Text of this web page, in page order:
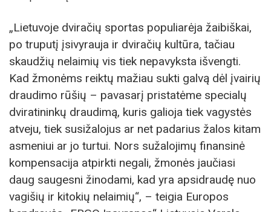
„Lietuvoje dviračių sportas populiarėja žaibiškai,
po truputį įsivyrauja ir dviračių kultūra, tačiau
skaudžių nelaimių vis tiek nepavyksta išvengti.
Kad žmonėms reiktų mažiau sukti galvą dėl įvairių
draudimo rūšių – pavasarį pristatėme specialų
dviratininkų draudimą, kuris galioja tiek vagystės
atveju, tiek susižalojus ar net padarius žalos kitam
asmeniui ar jo turtui. Nors sužalojimų finansinė
kompensacija atpirkti negali, žmonės jaučiasi
daug saugesni žinodami, kad yra apsidraudę nuo
vagišių ir kitokių nelaimių“, – teigia Europos